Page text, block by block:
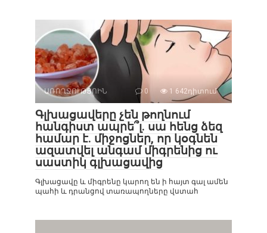
ԱՌՈՂՋՈՒԹՅՈԻՆ 0 1 642դիտում
Գլխացավերը չեն թողնում
հանգիստ ապրե՞լ. սա հենց ձեզ
համար է. միջոցներ, որ կօգնեն
ազատվել անգամ միգրենից ու
սաստիկ գլխացավից
Գլխացավը և միգրենը կարող են ի հայտ գալ ամեն
պահի և դրանցով տառապողները վստահ